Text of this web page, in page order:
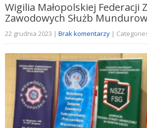
Wigilia Małopolskiej Federacji
Zawodowych Służb
22 grudnia 2023 | Brak komentarzy |